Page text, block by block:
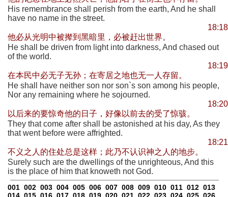
His remembrance shall perish from the earth, And he shall
have no name in the street.
18:18
他必从光明中被撵到黑暗里，必被赶出世界。
He shall be driven from light into darkness, And chased out
of the world.
18:19
在本民中必无子无孙；在寄居之地也无一人存留。
He shall have neither son nor son`s son among his people,
Nor any remaining where he sojourned.
18:20
以后来的要惊奇他的日子，好像以前去的受了惊骇。
They that come after shall be astonished at his day, As they
that went before were affrighted.
18:21
不义之人的住处总是这样；此乃不认识神之人的地步。
Surely such are the dwellings of the unrighteous, And this
is the place of him that knoweth not God.
001 002 003 004 005 006 007 008 009 010 011 012 013